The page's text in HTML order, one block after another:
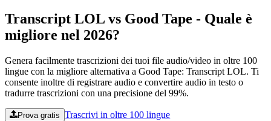
Transcript LOL vs Good Tape - Quale è
migliore nel 2026?
Genera facilmente trascrizioni dei tuoi file audio/video in oltre 100
lingue con la migliore alternativa a Good Tape: Transcript LOL. Ti
consente inoltre di registrare audio e convertire audio in testo o
tradurre trascrizioni con una precisione del 99%.
Prova gratis Trascrivi in oltre 100 lingue